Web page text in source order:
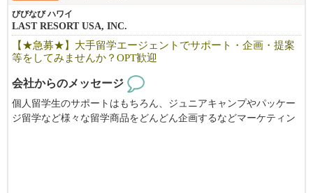
現在、ニューヨークとダラスを中心に日本企業の米国事業支援を
強化しており、一緒にHGMIを成長させていただける方をお待ち
しています。
ご興味のある方は、履歴書（日英両方可）を添付の上、下記まで
ご連絡ください。
応募・お問い合わせ先 Email: info@horizongmi.com
びびなび ハワイ
LAST RESORT USA, INC.
【★急募★】大手留学エージェントでサポート・企画・提案
等をしてみませんか？OPT歓迎
会社からのメッセージ
個人留学生のサポートはもちろん、ジュニアキャンプやパッケー
ジ留学など様々な留学商品をどんどん企画するなどマーケティン